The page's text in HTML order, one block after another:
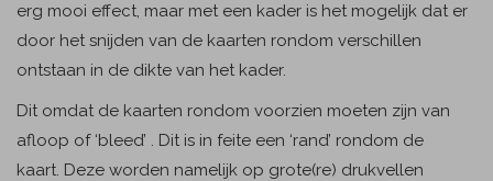
erg mooi effect, maar met een kader is het mogelijk dat er
door het snijden van de kaarten rondom verschillen
ontstaan in de dikte van het kader.
Dit omdat de kaarten rondom voorzien moeten zijn van
afloop of ‘bleed’ . Dit is in feite een ‘rand’ rondom de
kaart. Deze worden namelijk op grote(re) drukvellen